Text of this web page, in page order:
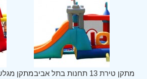
מתקןמתקן טירת 13 תחנות בתל אביב